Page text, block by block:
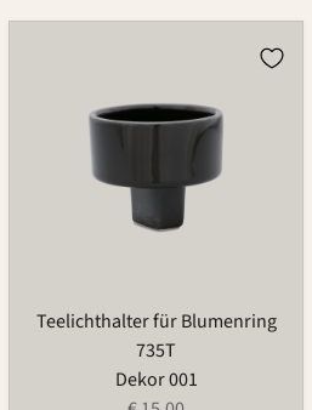
Teelichthalter für Blumenring
735T
Dekor 001